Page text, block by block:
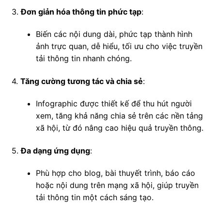
3.Đơn giản hóa thông tin phức tạp:
Biến các nội dung dài, phức tạp thành hình
ảnh trực quan, dễ hiểu, tối ưu cho việc truyền
tải thông tin nhanh chóng.
4. Tăng cường tương tác và chia sẻ:
Infographic được thiết kế để thu hút người
xem, tăng khả năng chia sẻ trên các nền tảng
xã hội, từ đó nâng cao hiệu quả truyền thông.
5.Đa dạng ứng dụng:
Phù hợp cho blog, bài thuyết trình, báo cáo
hoặc nội dung trên mạng xã hội, giúp truyền
tải thông tin một cách sáng tạo.